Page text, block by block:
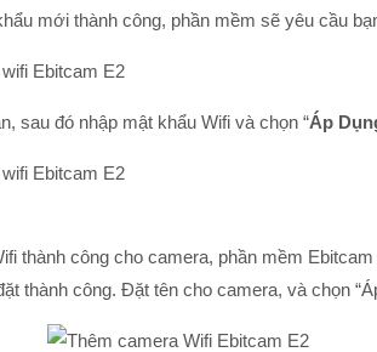
mới thành công, phần mềm sẽ yêu cầu
sau đó nhập mật khẩu Wifi và chọn “Áp
thành công cho camera, phần mềm
thành công. Đặt tên cho camera, và chọn